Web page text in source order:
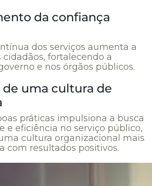
da confiança
dos serviços aumenta a
cidadãos, fortalecendo a
e nos órgãos públicos.
de uma cultura de
práticas impulsiona a busca
e eficiência no serviço público,
cultura organizacional mais
com resultados positivos.